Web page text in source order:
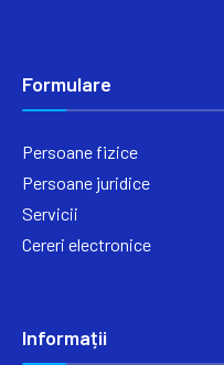
Formulare
Persoane fizice
Persoane juridice
Servicii
Cereri electronice
Informații